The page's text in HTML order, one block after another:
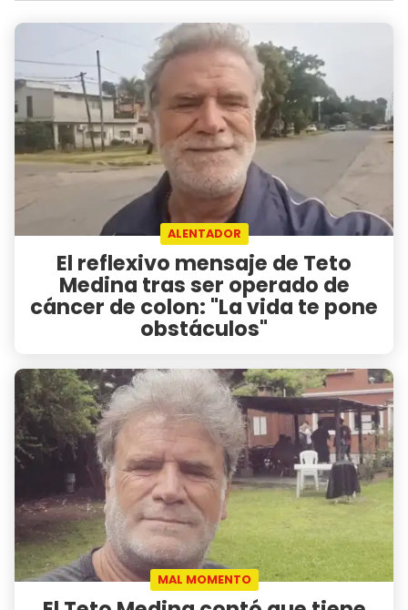
ALENTADOR
El reflexivo mensaje de Teto
Medina tras ser operado de
cáncer de colon: "La vida te pone
obstáculos"
MAL MOMENTO